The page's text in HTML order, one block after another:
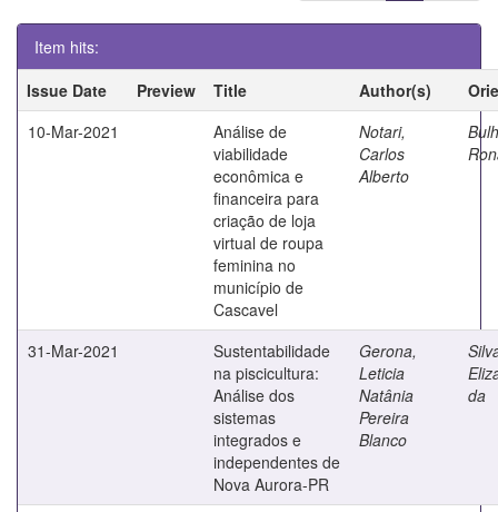
Item hits:
Issue Date
Preview Title Author(s)
10-Mar-2021
Análise de
viabilidade
econômica e
financeira para
criação de loja
virtual de roupa
feminina no
município de
Cascavel
Notari,
Carlos
Alberto
31-Mar-2021
Sustentabilidade
na piscicultura:
Análise dos
sistemas
integrados e
independentes de
Nova Aurora-PR
Gerona,
Leticia
Natânia
Pereira
Blanco
da